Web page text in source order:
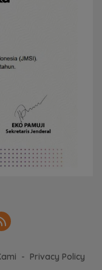
Privacy Policy